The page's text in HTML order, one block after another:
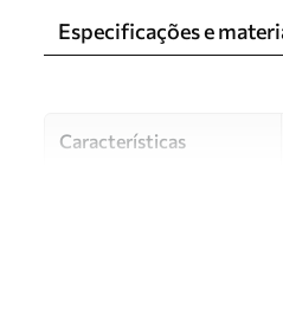
Especificações e
Características